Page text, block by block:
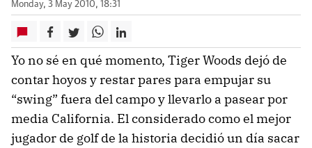
Monday, 3 May 2010, 18:31
Yo no sé en qué momento, Tiger Woods dejó de
contar hoyos y restar pares para empujar su
“swing” fuera del campo y llevarlo a pasear por
media California. El considerado como el mejor
jugador de golf de la historia decidió un día sacar